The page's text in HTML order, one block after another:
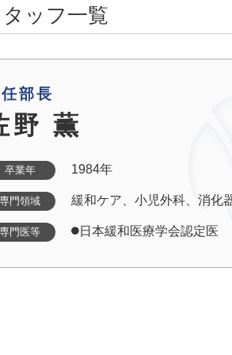
ッフ一覧
部長
野 薫
卒業年 1984年
専門領域 緩和ケア、小児外科、消化
専門医等 日本緩和医療学会認定医